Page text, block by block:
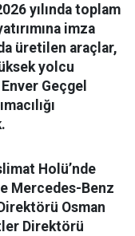
yılında toplam
imza
üretilen araçlar,
yolcu
Geçgel
Holü’nde
Mercedes-Benz
Osman
Direktörü